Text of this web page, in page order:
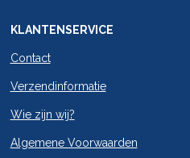
KLANTENSERVICE
Contact
Verzendinformatie
Wie zijn wij?
Algemene Voorwaarden